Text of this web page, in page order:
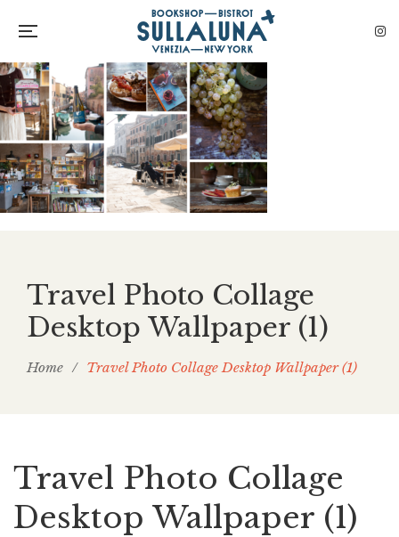
Travel Photo Collage
Desktop Wallpaper (1)
Home / Travel Photo Collage Desktop Wallpaper (1)
Travel Photo Collage
Desktop Wallpaper (1)